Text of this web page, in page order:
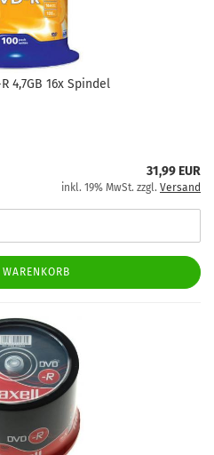
4,7GB 16x Spindel
31,99 EUR
inkl. 19% MwSt. zzgl. Versand
WARENKORB